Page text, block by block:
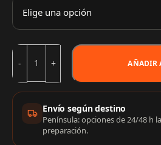
AÑADIR
Información de
Envío según destino
Península: opciones de 24/48 h
preparación.